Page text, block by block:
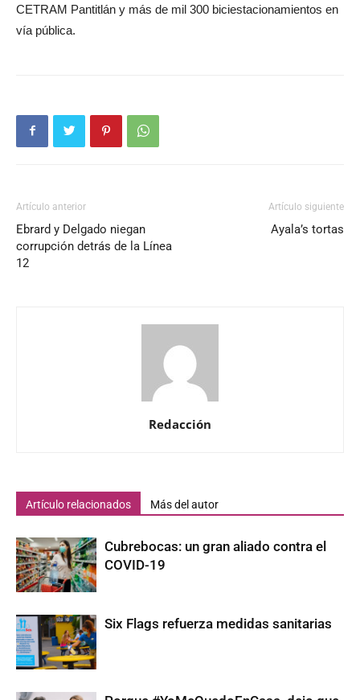
CETRAM Pantitlán y más de mil 300 biciestacionamientos en
vía pública.
Artículo anterior
Ebrard y Delgado niegan
corrupción detrás de la Línea
12
Artículo siguiente
Ayala’s tortas
Redacción
Artículo relacionados Más del autor
Cubrebocas: un gran aliado contra el
COVID-19
Six Flags refuerza medidas sanitarias